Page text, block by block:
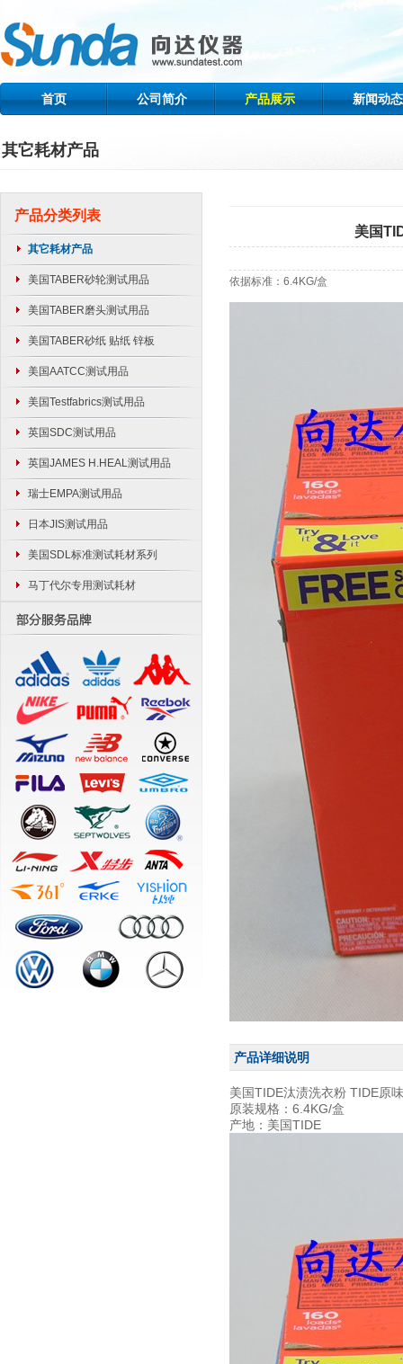
首页 公司简介 产品展示 新闻动态
其它耗材产品
产品分类列表
其它耗材产品
美国TABER砂轮测试用品
美国TABER磨头测试用品
美国TABER砂纸 贴纸 锌板
美国AATCC测试用品
美国Testfabrics测试用品
英国SDC测试用品
英国JAMES H.HEAL测试用品
瑞士EMPA测试用品
日本JIS测试用品
美国SDL标准测试耗材系列
马丁代尔专用测试耗材
美国
依据标准：6.4KG/盒
产品详细说明
美国TIDE汰渍洗衣粉 TIDE原
原装规格：6.4KG/盒
产地：美国TIDE